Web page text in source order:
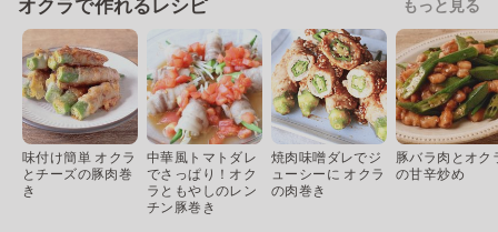
オクラで作れるレシピ もっと見る
味付け簡単 オクラ
とチーズの豚肉巻
き
中華風トマトダレ
でさっぱり！オク
ラともやしのレン
チン豚巻き
焼肉味噌ダレでジ
ューシーに オクラ
の肉巻き
豚バラ肉とオク
の甘辛炒め